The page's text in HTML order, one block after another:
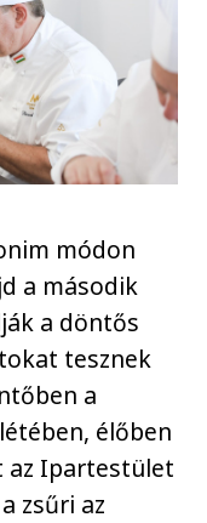
módon
a második
a döntős
tesznek
a
élőben
az Ipartestület
zsűri az